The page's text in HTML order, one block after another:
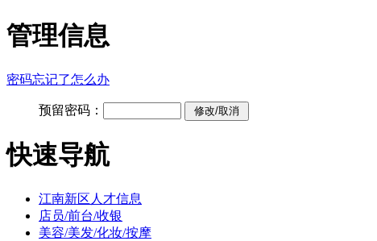
管理信息
密码忘记了怎么办
预留密码：
快速导航
江南新区人才信息
店员/前台/收银
美容/美发/化妆/按摩